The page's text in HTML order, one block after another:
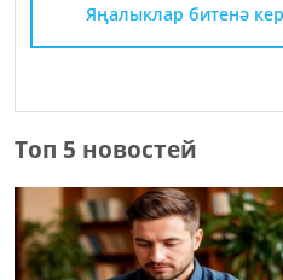
Яңалыклар битенә
Топ 5 новостей